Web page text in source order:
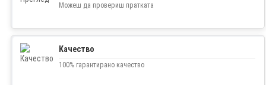
Можеш да провериш пратката
Качество
100% гарантирано качество